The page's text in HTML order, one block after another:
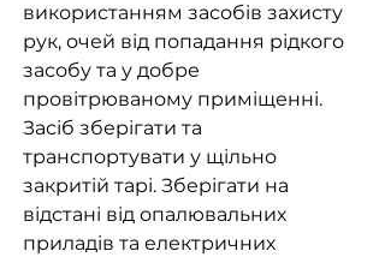
використанням засобів захисту
рук, очей від попадання рідкого
засобу та у добре
провітрюваному приміщенні.
Засіб зберігати та
транспортувати у щільно
закритій тарі. Зберігати на
відстані від опалювальних
приладів та електричних